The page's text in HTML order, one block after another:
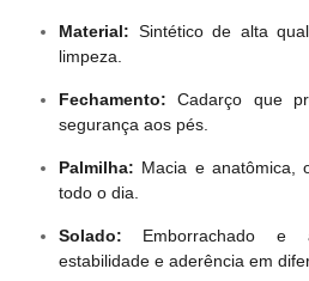
Material: Sintético de alta
limpeza.
Fechamento: Cadarço que
segurança aos pés.
Palmilha: Macia e anatômica,
todo o dia.
Solado: Emborrachado e
estabilidade e aderência em